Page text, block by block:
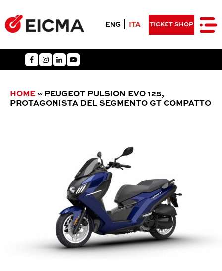
ENG ITA TICKET SHOP
HOME » PEUGEOT PULSION EVO 125,
PROTAGONISTA DEL SEGMENTO GT COMPATTO